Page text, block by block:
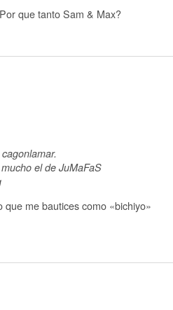
que tanto Sam & Max?
el de JuMaFaS
que me bautices como «bichiyo»